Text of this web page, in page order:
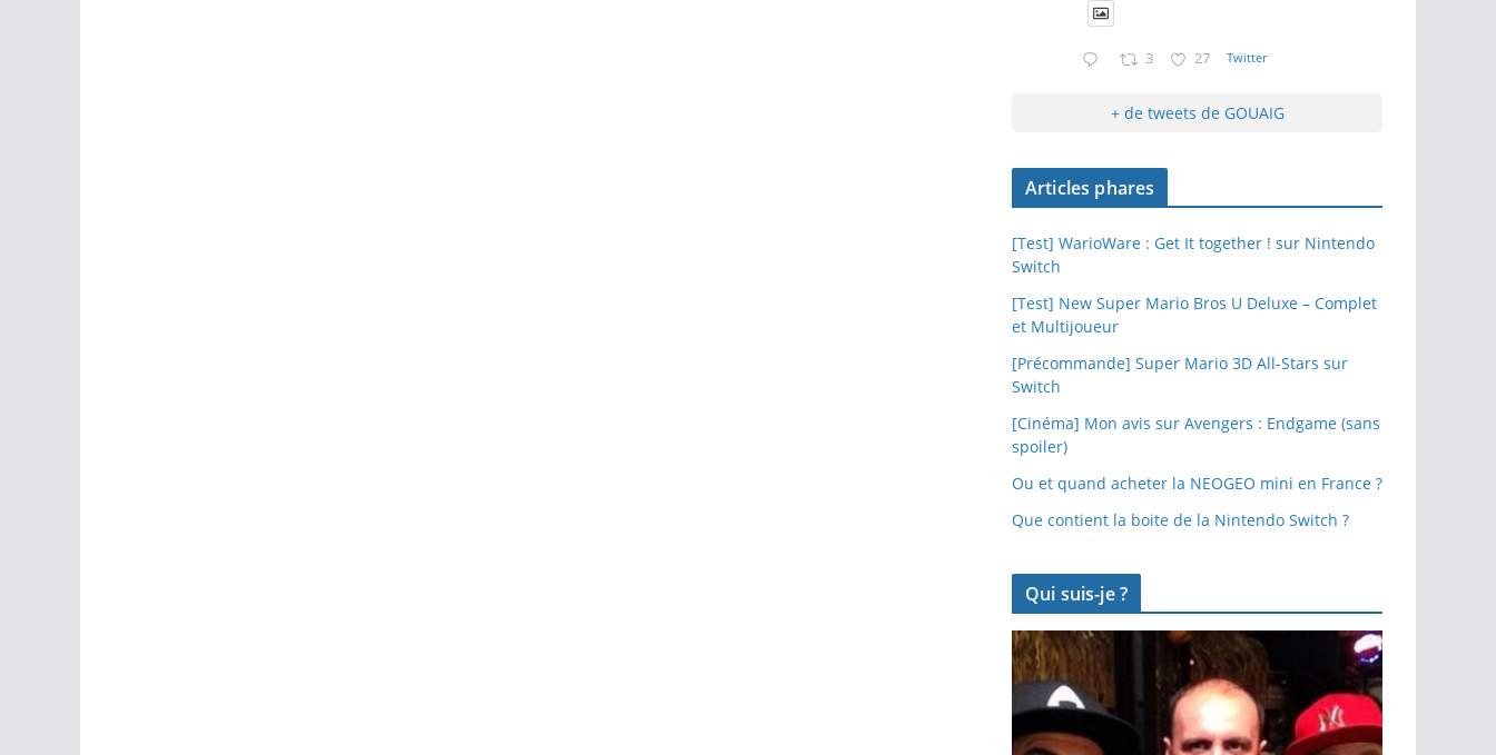
3 27 Twitter
+ de tweets de GOUAIG
Articles phares
[Test] WarioWare : Get It together ! sur Nintendo
Switch
[Test] New Super Mario Bros U Deluxe – Complet
et Multijoueur
[Précommande] Super Mario 3D All-Stars sur
Switch
[Cinéma] Mon avis sur Avengers : Endgame (sans
spoiler)
Ou et quand acheter la NEOGEO mini en France ?
Que contient la boite de la Nintendo Switch ?
Qui suis-je ?